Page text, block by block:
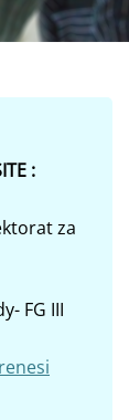
:
za
FG III